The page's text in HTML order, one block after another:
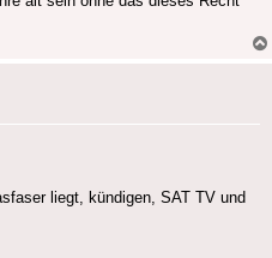
liegt, kündigen, SAT TV und